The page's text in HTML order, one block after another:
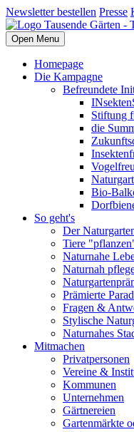
Newsletter bestellen Presse
Open Menu
Homepage
Die Kampagne
Befreundete
Stiftung
die
Bio-
So geht's
Der
Tiere
Naturnahe
Naturnah
Prämierte
Fragen &
Stylische
Naturnahes
Mitmachen
Privatpersonen
Vereine &
Kommunen
Unternehmen
Gärtnereien
Gartenmärkte